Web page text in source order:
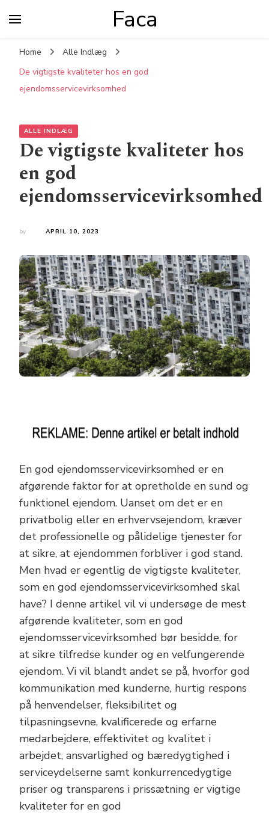
Faca
Home
Alle Indlæg
De vigtigste kvaliteter hos en god
ejendomsservicevirksomhed
ALLE INDLÆG
De vigtigste kvaliteter hos
en god
ejendomsservicevirksomhed
by APRIL 10, 2023
En god ejendomsservicevirksomhed er en
afgørende faktor for at opretholde en sund og
funktionel ejendom. Uanset om det er en
privatbolig eller en erhvervsejendom, kræver
det professionelle og pålidelige tjenester for
at sikre, at ejendommen forbliver i god stand.
Men hvad er egentlig de vigtigste kvaliteter,
som en god ejendomsservicevirksomhed skal
have? I denne artikel vil vi undersøge de mest
afgørende kvaliteter, som en god
ejendomsservicevirksomhed bør besidde, for
at sikre tilfredse kunder og en velfungerende
ejendom. Vi vil blandt andet se på, hvorfor god
kommunikation med kunderne, hurtig respons
på henvendelser, fleksibilitet og
tilpasningsevne, kvalificerede og erfarne
medarbejdere, effektivitet og kvalitet i
arbejdet, ansvarlighed og bæredygtighed i
serviceydelserne samt konkurrencedygtige
priser og transparens i prissætning er vigtige
kvaliteter for en god